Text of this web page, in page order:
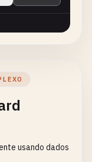
usando dados